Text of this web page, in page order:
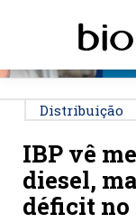
Distribuição
IBP vê
diesel,
déficit no